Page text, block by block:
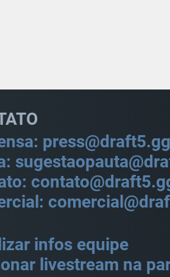
press@draft5.gg
infos equipe
livestream na